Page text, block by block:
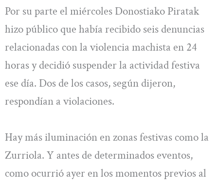
Por su parte el miércoles Donostiako Piratak
hizo público que había recibido seis denuncias
relacionadas con la violencia machista en 24
horas y decidió suspender la actividad festiva
ese día. Dos de los casos, según dijeron,
respondían a violaciones.
Hay más iluminación en zonas festivas como la
Zurriola. Y antes de determinados eventos,
como ocurrió ayer en los momentos previos al